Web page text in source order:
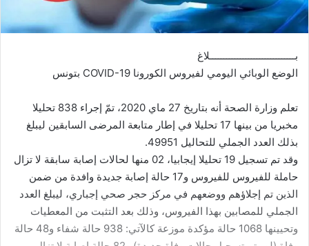
بـــــــــــــــــــــــــــــــلاغ
الوضع الوبائي اليومي لفيروس الكورونا COVID-19 بتونس
تعلم وزارة الصحة أنه بتاريخ 27 ماي 2020، تمّ إجراء 838 تحليلا
مخبريا من بينها 17 تحليلا في إطار متابعة المرضى السابقين ليبلغ
بذلك العدد الجملي للتحاليل 49951.
وقد تم تسجيل 19 تحليلا إيجابيا، 02 منها لحالات إصابة سابقة لا تزال
حاملة للفيروس للفيروس و17 حالة إصابة جديدة وافدة من ضمن
الذين تم إجلاؤهم ووضعهم في مركز حجر صحي إجباري، ليبلغ العدد
الجملي للمصابين بهذا الفيروس، وذلك بعد التثبت من المعطيات
وتحيينها 1068 حالة مؤكدة موزعة كالآتي: 938 حالة شفاء و48 حالة